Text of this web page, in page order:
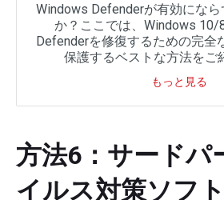
Windows Defenderが有効にな
か？ここでは、Windows 10/
Defenderを修復するための完全
保護するベストな方法をご
もっと見る
方法6：サードパ
イルス対策ソフ